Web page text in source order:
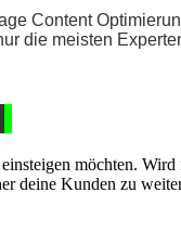
Content
die meisten
möchten.
deine Kunden zu